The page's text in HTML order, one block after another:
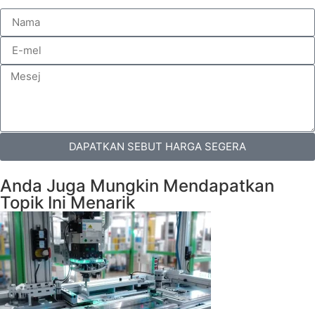
DAPATKAN SEBUT HARGA SEGERA
Anda Juga Mungkin Mendapatkan
Topik Ini Menarik